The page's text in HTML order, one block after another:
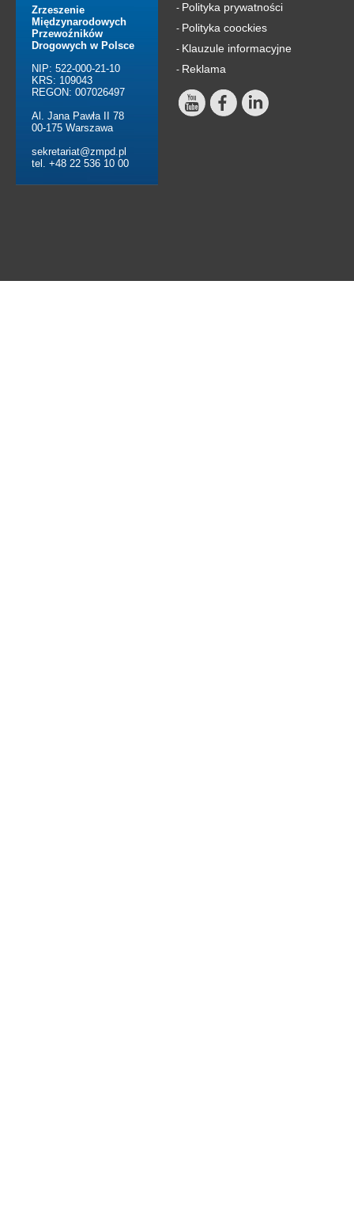
Zrzeszenie
Międzynarodowych
Przewoźników
Drogowych w Polsce
NIP: 522-000-21-10
KRS: 109043
REGON: 007026497
Al. Jana Pawła II 78
00-175 Warszawa
sekretariat@zmpd.pl
tel. +48 22 536 10 00
- Polityka prywatności
- Polityka coockies
- Klauzule informacyjne
- Reklama